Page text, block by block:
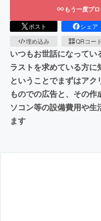
もう一度プ
ポスト シェア
埋め込み
QRコー
いつもお世話になって
ラストを求めている方に
ということでまずはア
ものでの広告と、その
ソコン等の設備費用や
ます